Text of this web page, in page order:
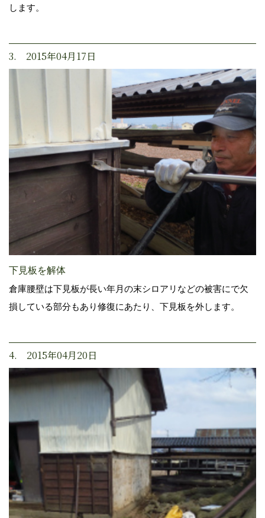
します。
3. 2015年04月17日
下見板を解体
倉庫腰壁は下見板が長い年月の末シロアリなどの被害にで欠
損している部分もあり修復にあたり、下見板を外します。
4. 2015年04月20日